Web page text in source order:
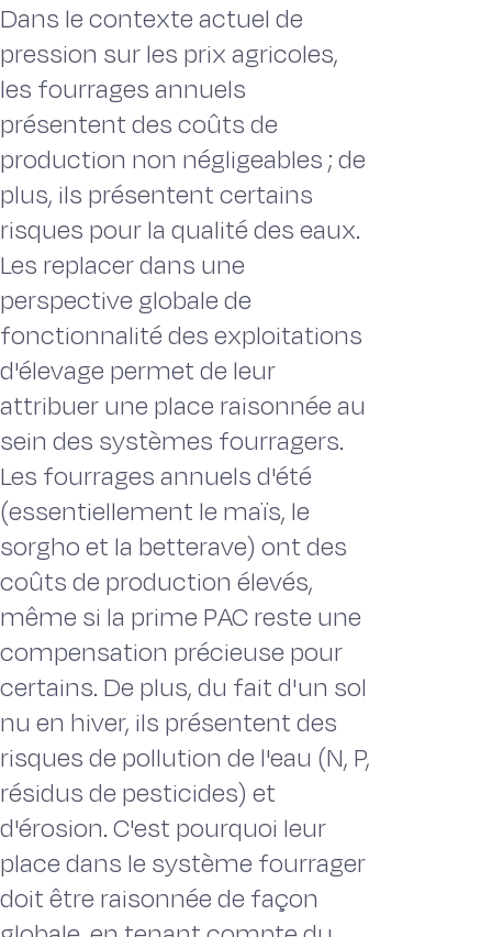
Dans le contexte actuel de
pression sur les prix agricoles,
les fourrages annuels
présentent des coûts de
production non négligeables ; de
plus, ils présentent certains
risques pour la qualité des eaux.
Les replacer dans une
perspective globale de
fonctionnalité des exploitations
d'élevage permet de leur
attribuer une place raisonnée au
sein des systèmes fourragers.
Les fourrages annuels d'été
(essentiellement le maïs, le
sorgho et la betterave) ont des
coûts de production élevés,
même si la prime PAC reste une
compensation précieuse pour
certains. De plus, du fait d'un sol
nu en hiver, ils présentent des
risques de pollution de l'eau (N, P,
résidus de pesticides) et
d'érosion. C'est pourquoi leur
place dans le système fourrager
doit être raisonnée de façon